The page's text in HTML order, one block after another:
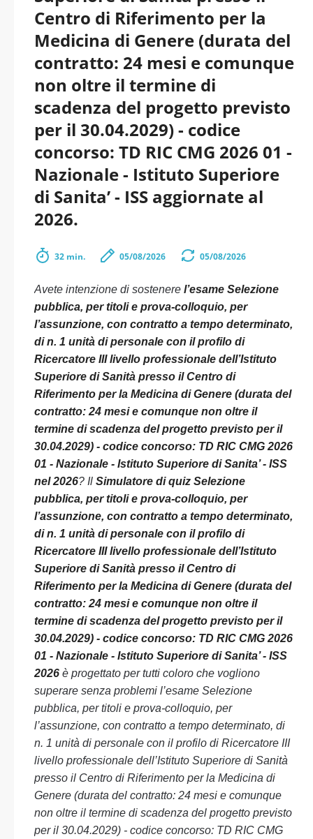
Centro di Riferimento per la
Medicina di Genere (durata del
contratto: 24 mesi e comunque
non oltre il termine di
scadenza del progetto previsto
per il 30.04.2029) - codice
concorso: TD RIC CMG 2026 01 -
Nazionale - Istituto Superiore
di Sanita’ - ISS aggiornate al
2026.
32 min. 05/08/2026 05/08/2026
Avete intenzione di sostenere l’esame Selezione
pubblica, per titoli e prova-colloquio, per
l’assunzione, con contratto a tempo determinato,
di n. 1 unità di personale con il profilo di
Ricercatore III livello professionale dell’Istituto
Superiore di Sanità presso il Centro di
Riferimento per la Medicina di Genere (durata del
contratto: 24 mesi e comunque non oltre il
termine di scadenza del progetto previsto per il
30.04.2029) - codice concorso: TD RIC CMG 2026
01 - Nazionale - Istituto Superiore di Sanita’ - ISS
nel 2026? Il Simulatore di quiz Selezione
pubblica, per titoli e prova-colloquio, per
l’assunzione, con contratto a tempo determinato,
di n. 1 unità di personale con il profilo di
Ricercatore III livello professionale dell’Istituto
Superiore di Sanità presso il Centro di
Riferimento per la Medicina di Genere (durata del
contratto: 24 mesi e comunque non oltre il
termine di scadenza del progetto previsto per il
30.04.2029) - codice concorso: TD RIC CMG 2026
01 - Nazionale - Istituto Superiore di Sanita’ - ISS
2026 è progettato per tutti coloro che vogliono
superare senza problemi l’esame Selezione
pubblica, per titoli e prova-colloquio, per
l’assunzione, con contratto a tempo determinato, di
n. 1 unità di personale con il profilo di Ricercatore III
livello professionale dell’Istituto Superiore di Sanità
presso il Centro di Riferimento per la Medicina di
Genere (durata del contratto: 24 mesi e comunque
non oltre il termine di scadenza del progetto previsto
per il 30.04.2029) - codice concorso: TD RIC CMG